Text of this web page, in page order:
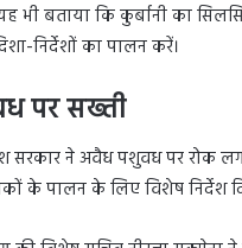
भी बताया कि कुर्बानी का
निर्देशों का पालन करें।
पर सख्ती
सरकार ने अवैध पशुवध पर रोक
के पालन के लिए विशेष निर्देश